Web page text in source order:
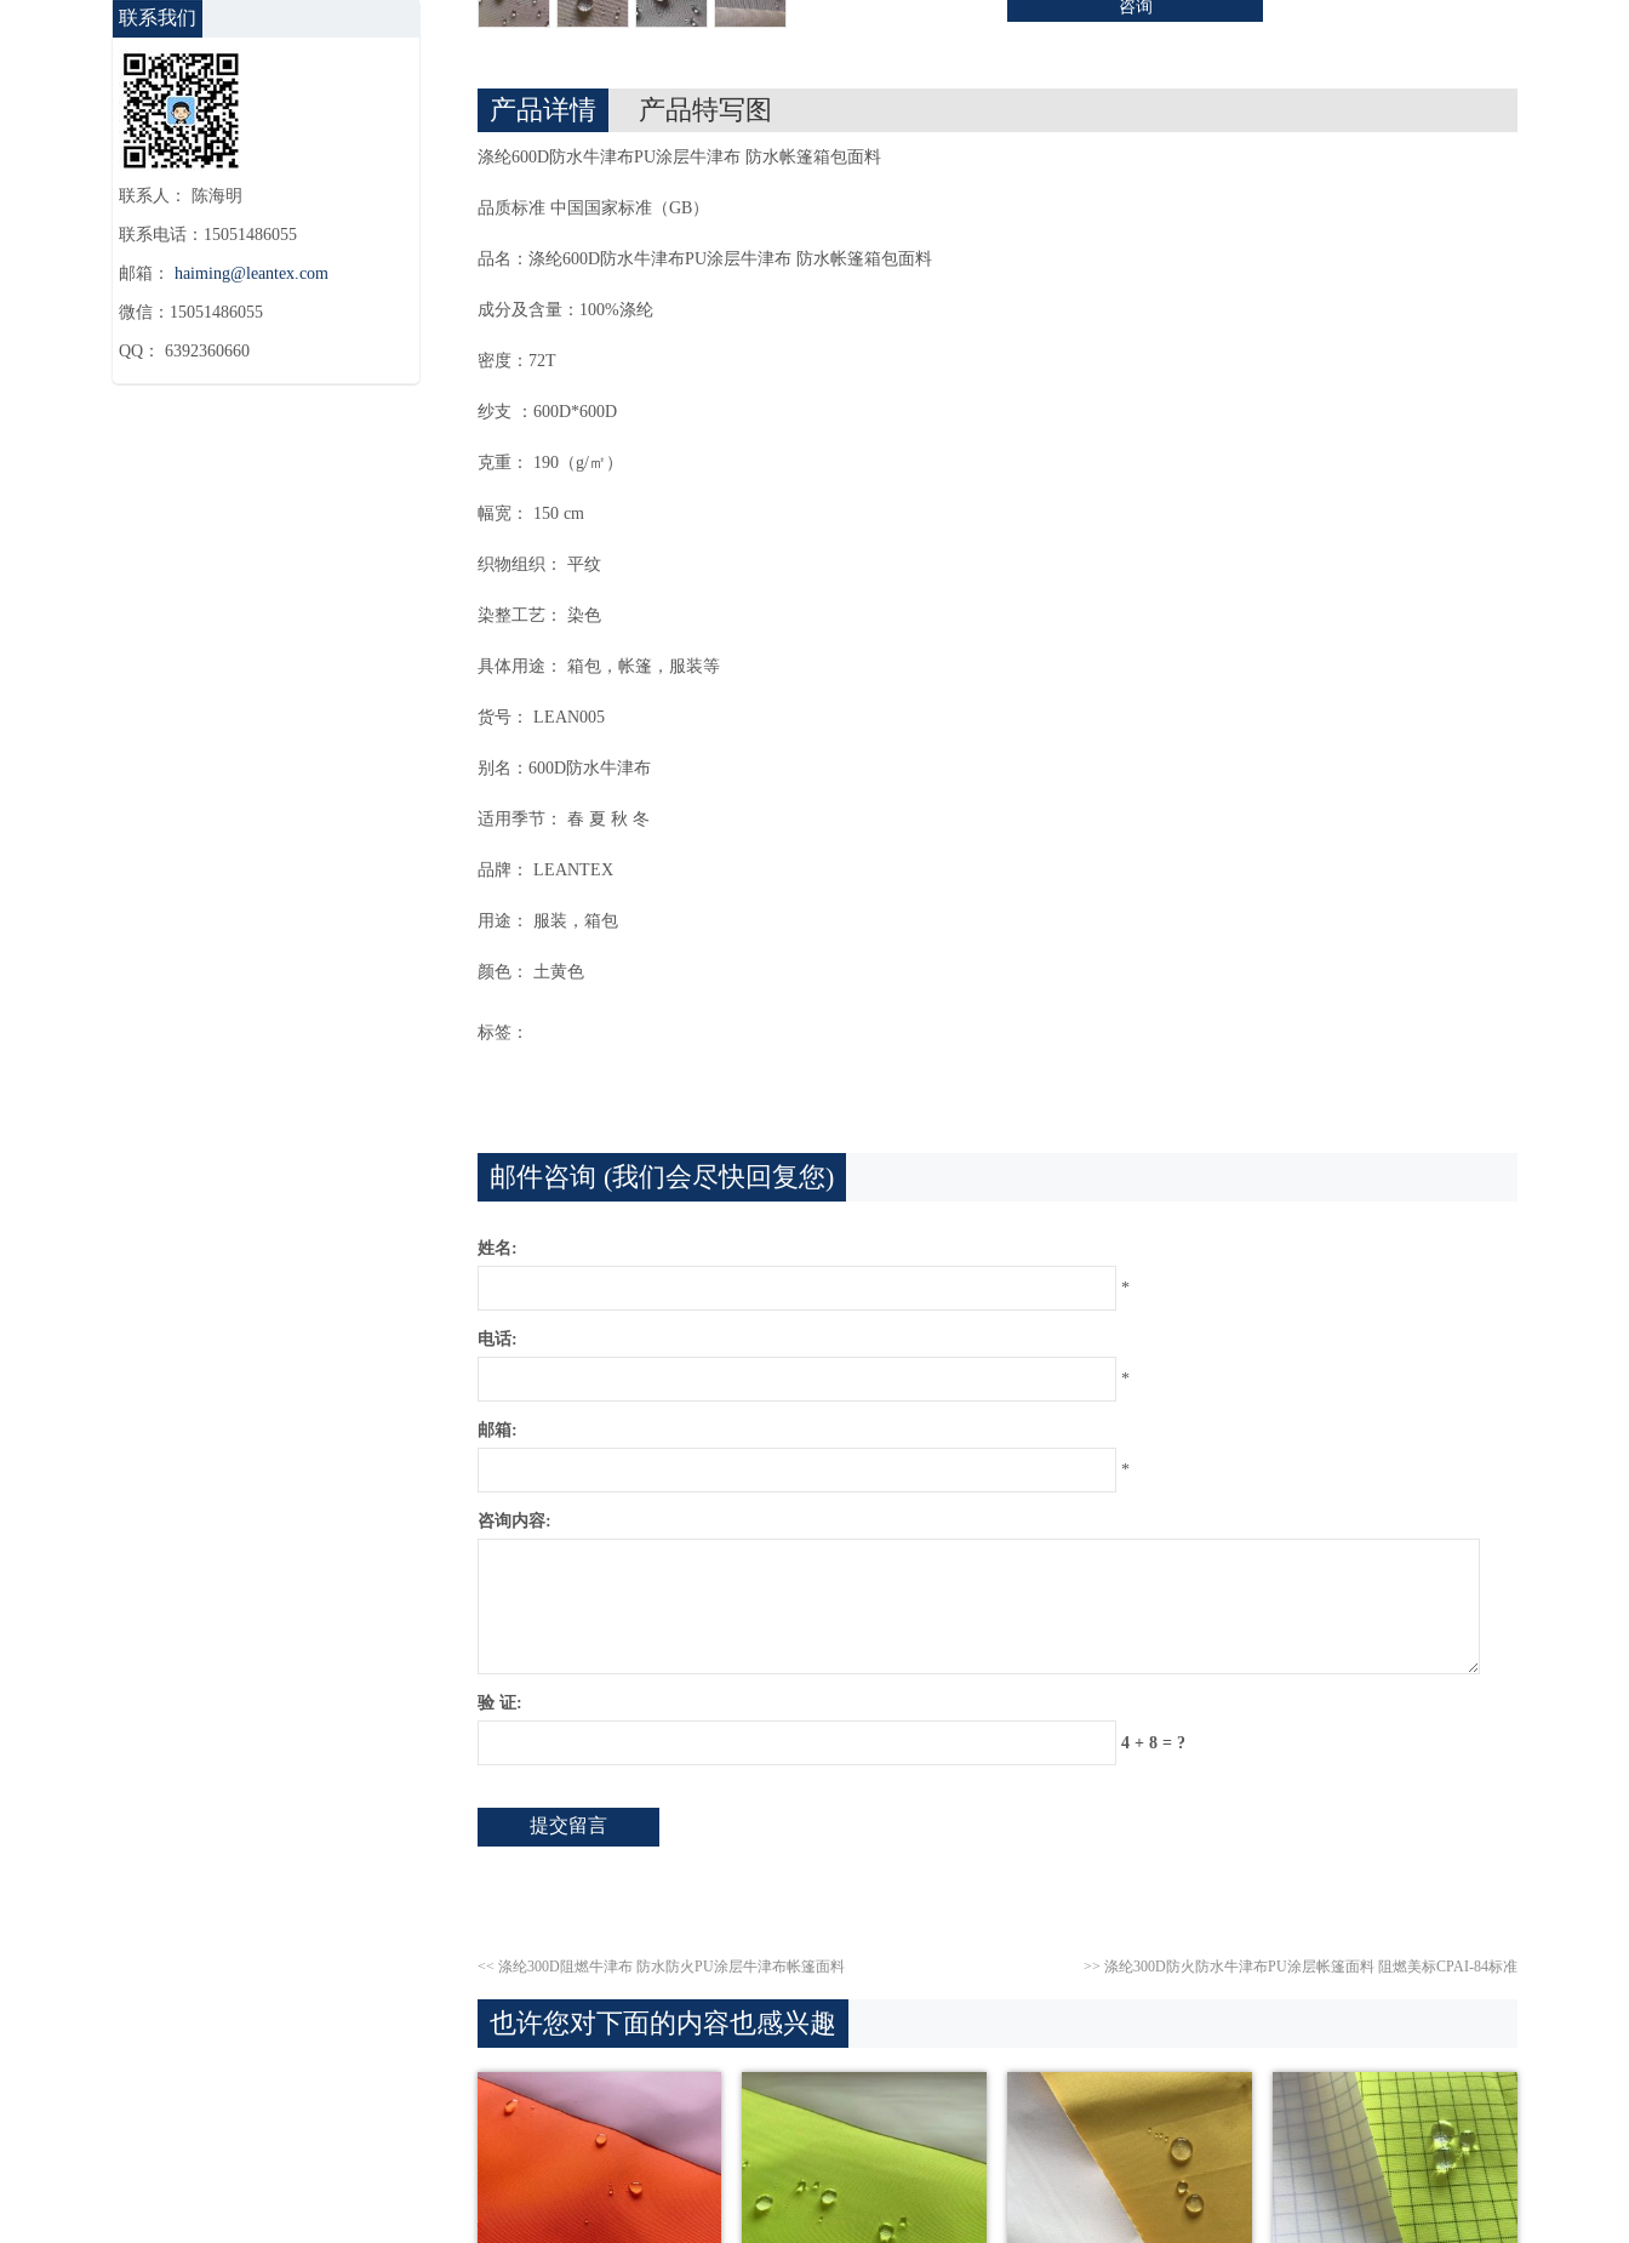
咨询
产品详情 产品特写图
涤纶600D防水牛津布PU涂层牛津布 防水帐篷箱包面料
品质标准 中国国家标准（GB）
品名：涤纶600D防水牛津布PU涂层牛津布 防水帐篷箱包面料
成分及含量：100%涤纶
密度：72T
纱支 ：600D*600D
克重： 190（g/㎡）
幅宽： 150 cm
织物组织： 平纹
染整工艺： 染色
具体用途： 箱包，帐篷，服装等
货号： LEAN005
别名：600D防水牛津布
适用季节： 春 夏 秋 冬
品牌： LEANTEX
用途： 服装，箱包
颜色： 土黄色
标签：
邮件咨询 (我们会尽快回复您)
姓名:
*
电话:
*
邮箱:
*
咨询内容:
验 证:
4 + 8 = ?
<< 涤纶300D阻燃牛津布 防水防火PU涂层牛津布帐篷面料 >> 涤纶300D防火防水牛津布PU涂层帐篷面料 阻燃美标CPAI-84标准
也许您对下面的内容也感兴趣
联系我们
联系人： 陈海明
联系电话：15051486055
邮箱： haiming@leantex.com
微信：15051486055
QQ： 6392360660